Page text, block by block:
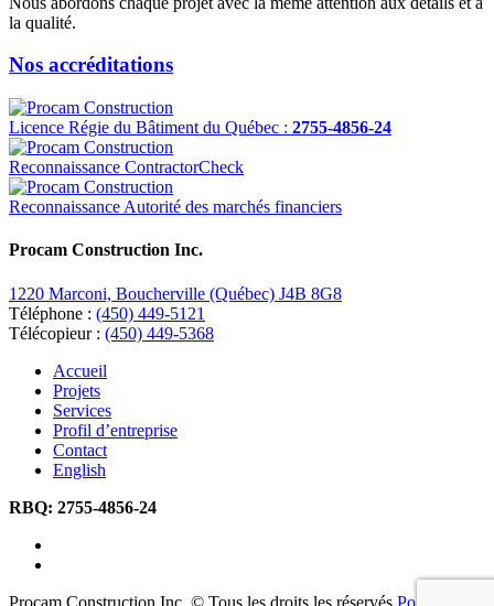
la qualité.
Nos accréditations
Licence Régie du Bâtiment du Québec : 2755-4856-24
Reconnaissance ContractorCheck
Reconnaissance Autorité des marchés financiers
Procam Construction Inc.
1220 Marconi, Boucherville (Québec) J4B 8G8
Téléphone : (450) 449-5121
Télécopieur : (450) 449-5368
Accueil
Projets
Services
Profil d’entreprise
Contact
English
RBQ: 2755-4856-24
Procam Construction Inc. © Tous les droits les réservés Politique de